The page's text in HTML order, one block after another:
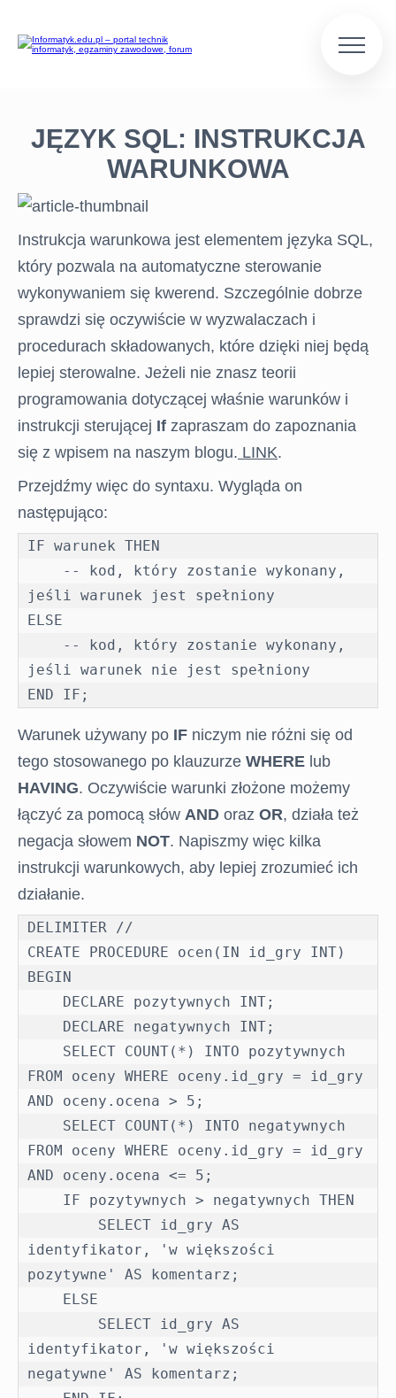
STRONA
GŁÓWNA
JĘZYK SQL: INSTRUKCJA
WARUNKOWA
Instrukcja warunkowa jest elementem języka SQL,
który pozwala na automatyczne sterowanie
wykonywaniem się kwerend. Szczególnie dobrze
sprawdzi się oczywiście w wyzwalaczach i
procedurach składowanych, które dzięki niej będą
lepiej sterowalne. Jeżeli nie znasz teorii
programowania dotyczącej właśnie warunków i
instrukcji sterującej If zapraszam do zapoznania
się z wpisem na naszym blogu. LINK.
Przejdźmy więc do syntaxu. Wygląda on
następująco:
IF warunek THEN
jeśli warunek jest spełniony
ELSE
jeśli warunek nie jest spełniony
END IF;
Warunek używany po IF niczym nie różni się od
tego stosowanego po klauzurze WHERE lub
HAVING. Oczywiście warunki złożone możemy
łączyć za pomocą słów AND oraz OR, działa też
negacja słowem NOT. Napiszmy więc kilka
instrukcji warunkowych, aby lepiej zrozumieć ich
działanie.
DELIMITER //
CREATE PROCEDURE ocen(IN id_gry INT)
BEGIN
FROM oceny WHERE oceny.id_gry = id_gry
AND oceny.ocena > 5;
FROM oceny WHERE oceny.id_gry = id_gry
AND oceny.ocena <= 5;
identyfikator, 'w większości
pozytywne' AS komentarz;
identyfikator, 'w większości
negatywne' AS komentarz;